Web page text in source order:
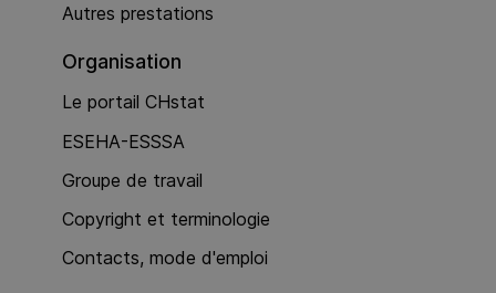
Autres prestations
Organisation
Le portail CHstat
ESEHA-ESSSA
Groupe de travail
Copyright et terminologie
Contacts, mode d'emploi